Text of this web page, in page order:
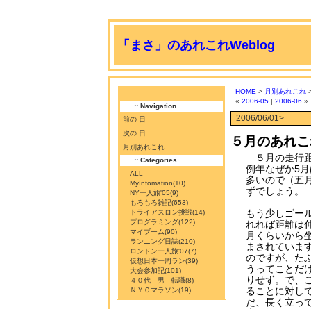
「まさ」のあれこれWeblog
:: Navigation
前の 日
次の 日
月別あれこれ
:: Categories
ALL
MyInfomation(10)
NY一人旅'05(9)
もろもろ雑記(653)
トライアスロン挑戦(14)
プログラミング(122)
マイブーム(90)
ランニング日誌(210)
ロンドン一人旅'07(7)
仮想日本一周ラン(39)
大会参加記(101)
４０代 男 転職(8)
ＮＹＣマラソン(19)
HOME > 月別あれこれ
« 2006-05 | 2006-06 »
2006/06/01>
５月のあれ
５月の走行
例年なぜか5
多いので（五
ずでしょう。
もう少しゴー
れれば距離は
月くらいから
まされていま
のですが、た
うってことだ
りせず。で、
ることに対し
だ、長く立っ